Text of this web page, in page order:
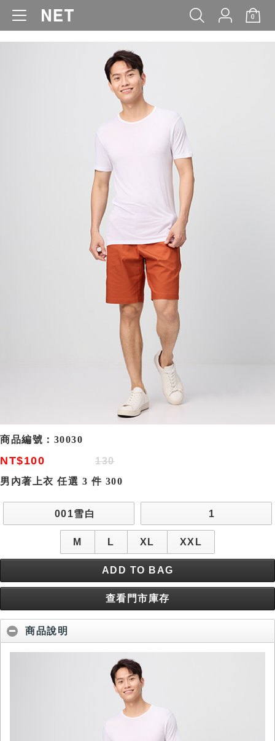
0
WOMEN MEN KIDS BABY
商品編號： 30030
NT$100
130
男內著上衣 任選 3 件 300
001雪白 1
M L XL XXL
ADD TO BAG
查看門市庫存
商品說明